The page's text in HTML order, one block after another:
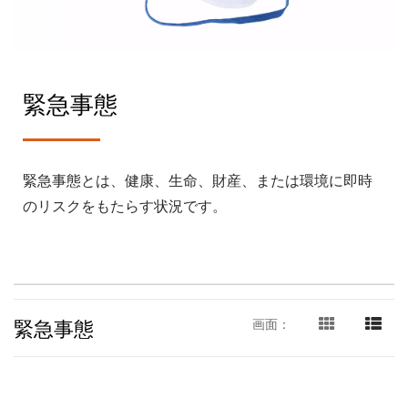
緊急事態
緊急事態とは、健康、生命、財産、または環境に即時
のリスクをもたらす状況です。
緊急事態 画面：